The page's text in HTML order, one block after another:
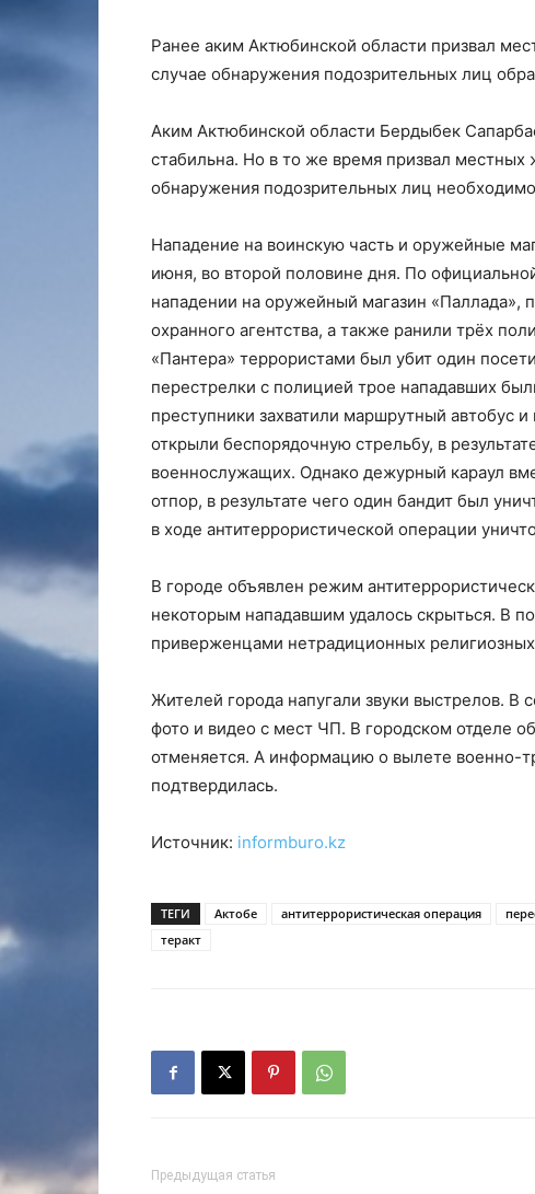
Ранее аким Актюбинской области призвал
случае обнаружения подозрительных лиц
Аким Актюбинской области Бердыбек
стабильна. Но в то же время призвал местных
обнаружения подозрительных лиц
Нападение на воинскую часть и оружейные
июня, во второй половине дня. По
нападении на оружейный магазин «Паллада»,
охранного агентства, а также ранили трёх
«Пантера» террористами был убит один
перестрелки с полицией трое нападавших
преступники захватили маршрутный автобус
открыли беспорядочную стрельбу, в
военнослужащих. Однако дежурный караул
отпор, в результате чего один бандит был
в ходе антитеррористической операции
В городе объявлен режим
некоторым нападавшим удалось скрыться. В
приверженцами нетрадиционных
Жителей города напугали звуки выстрелов. В
фото и видео с мест ЧП. В городском отделе
отменяется. А информацию о вылете военно-
подтвердилась.
Источник: informburo.kz
ТЕГИ Актобе антитеррористическая операция
теракт
Предыдущая статья